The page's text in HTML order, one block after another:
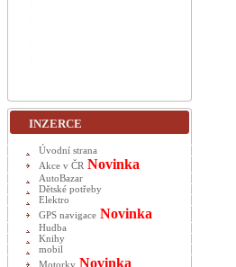
INZERCE
Úvodní strana
Akce v ČR Novinka
AutoBazar
Dětské potřeby
Elektro
GPS navigace Novinka
Hudba
Knihy
mobil
Motorky Novinka